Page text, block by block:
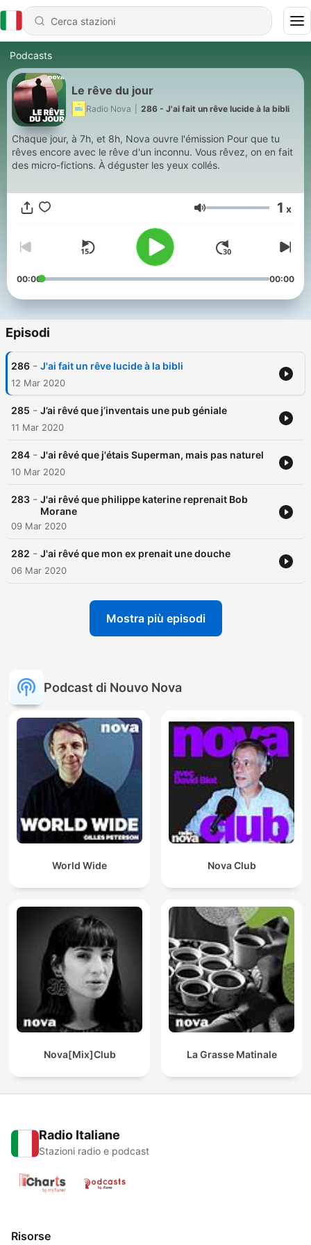
Podcasts
Le rêve du jour
Radio Nova 286 - J'ai fait un rêve lucide à la bibli
Chaque jour, à 7h, et 8h, Nova ouvre l'émission Pour que tu
rêves encore avec le rêve d'un inconnu. Vous rêvez, on en fait
des micro-fictions. À déguster les yeux collés.
Volume 1 x
00:00 00:00
Episodi
286 - J'ai fait un rêve lucide à la bibli
12 Mar 2020
285 - J’ai rêvé que j’inventais une pub géniale
11 Mar 2020
284 - J'ai rêvé que j'étais Superman, mais pas naturel
10 Mar 2020
283 - J'ai rêvé que philippe katerine reprenait Bob
Morane
09 Mar 2020
282 - J'ai rêvé que mon ex prenait une douche
06 Mar 2020
Mostra più episodi
Podcast di Nouvo Nova
World Wide Nova Club
Nova[Mix]Club La Grasse Matinale
Radio Italiane
Stazioni radio e podcast
Risorse